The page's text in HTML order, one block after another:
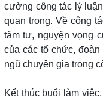
cường công tác lý
quan trọng. Về công
tâm tư, nguyện vọng
của các tổ chức,
ngũ chuyên gia trong
Kết thúc buổi làm